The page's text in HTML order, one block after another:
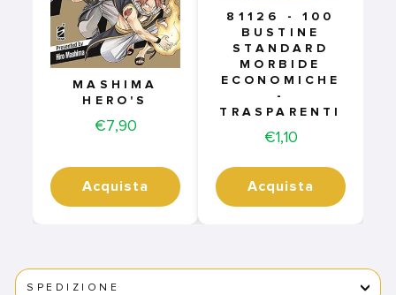
MASHIMA
HERO'S
Price
€7,90
Acquista
81126 - 100
BUSTINE
STANDARD
MORBIDE
ECONOMICHE
-
TRASPARENTI
Price
€1,10
Acquista
SPEDIZIONE